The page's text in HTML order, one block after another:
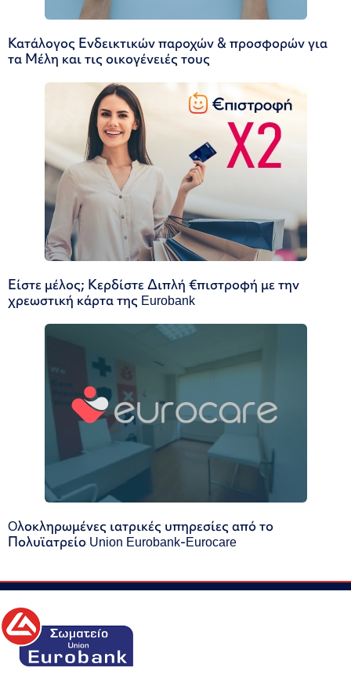
Κατάλογος Ενδεικτικών παροχών & προσφορών για
τα Μέλη και τις οικογένειές τους
Είστε μέλος; Κερδίστε Διπλή €πιστροφή με την
χρεωστική κάρτα της Eurobank
Oλοκληρωμένες ιατρικές υπηρεσίες από το
Πολυϊατρείο Union Eurobank-Eurocare